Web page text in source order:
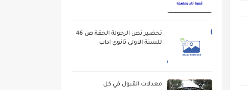
تحضير نص الرجولة الحقة ص 46
للسنة الاولى ثانوي اداب
معدلات القبول في كل